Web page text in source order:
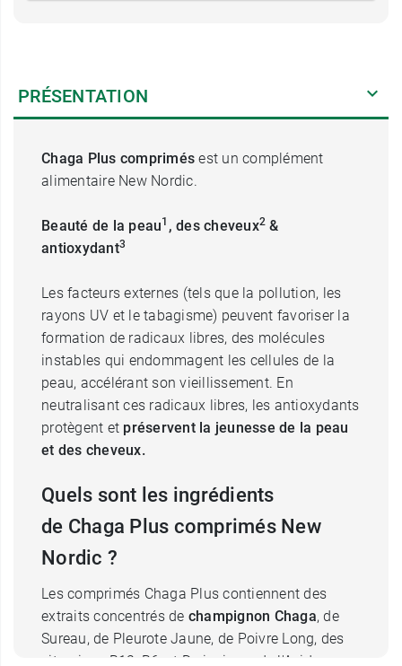
PRÉSENTATION
Chaga Plus comprimés est un complément
alimentaire New Nordic.
Beauté de la peau1 , des cheveux2 &
antioxydant3
Les facteurs externes (tels que la pollution, les
rayons UV et le tabagisme) peuvent favoriser la
formation de radicaux libres, des molécules
instables qui endommagent les cellules de la
peau, accélérant son vieillissement. En
neutralisant ces radicaux libres, les antioxydants
protègent et préservent la jeunesse de la peau
et des cheveux.
Quels sont les ingrédients
de Chaga Plus comprimés New
Nordic ?
Les comprimés Chaga Plus contiennent des
extraits concentrés de champignon Chaga, de
Sureau, de Pleurote Jaune, de Poivre Long, des
vitamines B12, B6, et D ainsi que de l'Acide